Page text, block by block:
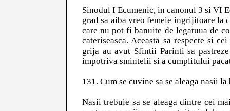
Sinodul I Ecumenic, in canonul 3 si VI
grad sa aiba vreo femeie ingrijitoare la
care nu pot fi banuite de legatuua de
cateriseasca. Aceasta sa respecte si
grija au avut Sfintii Parinti sa
impotriva smintelii si a cumplitului
131. Cum se cuvine sa se aleaga nasii
Nasii trebuie sa se aleaga dintre cei